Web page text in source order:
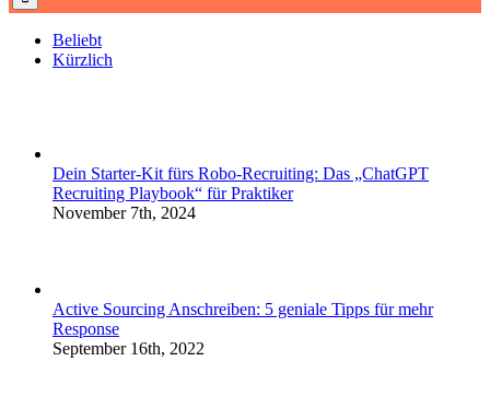
Beliebt
Kürzlich
Dein Starter-Kit fürs Robo-Recruiting: Das „ChatGPT
Recruiting Playbook“ für Praktiker
November 7th, 2024
Active Sourcing Anschreiben: 5 geniale Tipps für mehr
Response
September 16th, 2022